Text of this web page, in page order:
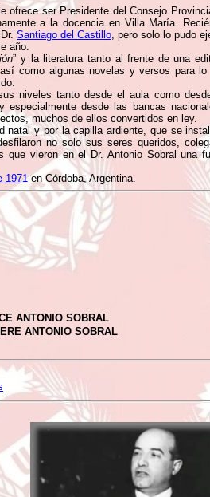
le ofrece ser Presidente del Consejo
a la docencia en Villa María.
Santiago del Castillo, pero solo lo pudo
año.
” y la literatura tanto al frente de una
como algunas novelas y versos para lo
niveles tanto desde el aula como
desde las bancas
muchos de ellos convertidos en ley.
natal y por la capilla ardiente, que se
no solo sus seres queridos,
que vieron en el Dr. Antonio Sobral una
1971en Córdoba, Argentina.
ANTONIO SOBRAL
ANTONIO SOBRAL